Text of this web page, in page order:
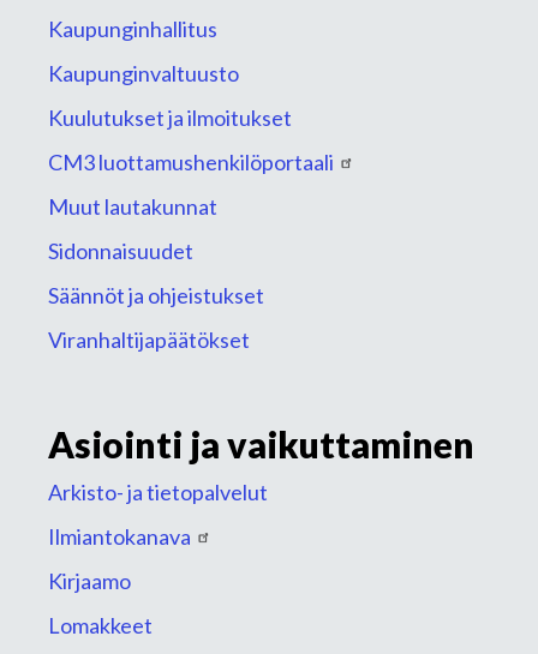
Kaupunginhallitus
Kaupunginvaltuusto
Kuulutukset ja ilmoitukset
CM3 luottamushenkilöportaali
Muut lautakunnat
Sidonnaisuudet
Säännöt ja ohjeistukset
Viranhaltijapäätökset
Asiointi ja vaikuttaminen
Arkisto- ja tietopalvelut
Ilmiantokanava
Kirjaamo
Lomakkeet